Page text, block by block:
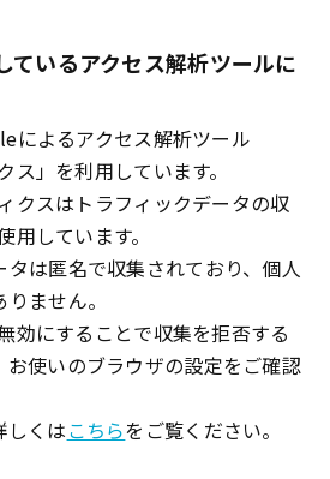
ているアクセス解析ツールに
によるアクセス解析ツール
ス」を利用しています。
クスはトラフィックデータの収
しています。
タは匿名で収集されており、個人
ません。
効にすることで収集を拒否する
お使いのブラウザの設定をご確認
しくはこちらをご覧ください。